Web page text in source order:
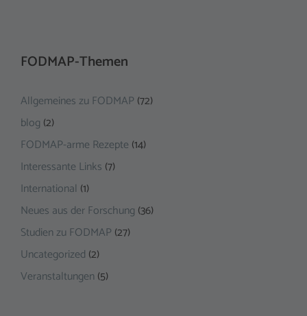
FODMAP-Themen
Allgemeines zu FODMAP (72)
blog (2)
FODMAP-arme Rezepte (14)
Interessante Links (7)
International (1)
Neues aus der Forschung (36)
Studien zu FODMAP (27)
Uncategorized (2)
Veranstaltungen (5)